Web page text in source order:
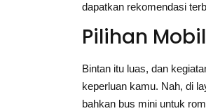
dapatkan rekomendasi
Pilihan
Bintan itu luas, dan
keperluan kamu. Nah, di
bahkan bus mini untuk